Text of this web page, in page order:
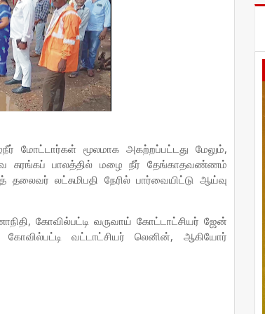
மோட்டார்கள் மூலமாக அகற்றப்பட்டது மேலும்,
சுரங்கப் பாலத்தில் மழை நீர் தேங்காதவண்ணம்
லட்சுமிபதி நேரில் பார்வையிட்டு ஆய்வு
கோவில்பட்டி வருவாய் கோட்டாட்சியர் ஜேன்
வட்டாட்சியர் லெனின், ஆகியோர்